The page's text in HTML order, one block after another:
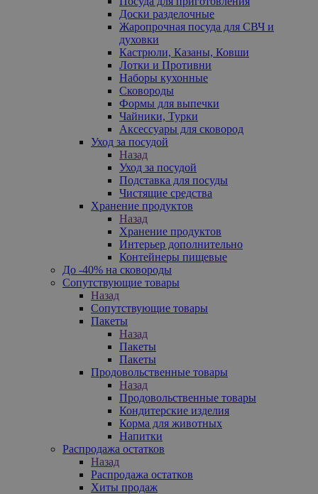
Доски разделочные
Жаропрочная посуда для СВЧ и
духовки
Кастрюли, Казаны, Ковши
Лотки и Противни
Наборы кухонные
Сковороды
Формы для выпечки
Чайники, Турки
Аксессуары для сковород
Уход за посудой
Назад
Уход за посудой
Подставка для посуды
Чистящие средства
Хранение продуктов
Назад
Хранение продуктов
Интерьер дополнительно
Контейнеры пищевые
До -40% на сковороды
Сопутствующие товары
Назад
Сопутствующие товары
Пакеты
Назад
Пакеты
Пакеты
Продовольственные товары
Назад
Продовольственные товары
Кондитерские изделия
Корма для животных
Напитки
Распродажа остатков
Назад
Распродажа остатков
Хиты продаж